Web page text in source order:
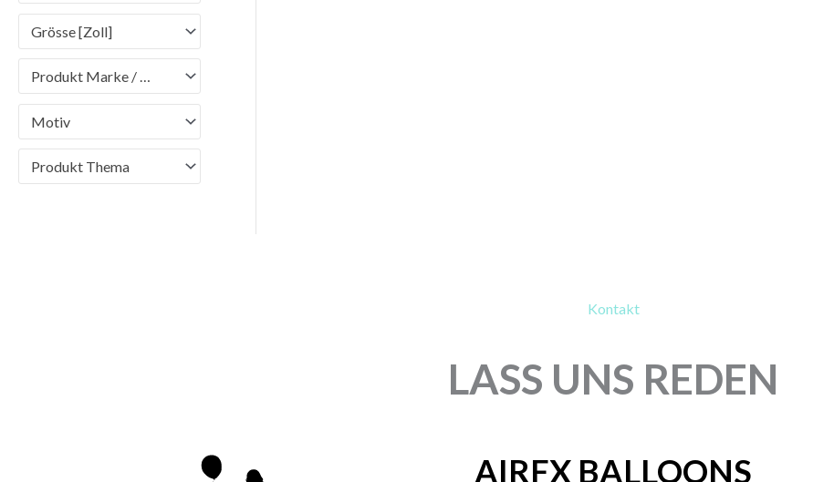
Grösse [Zoll]
Produkt Marke / Brand
Motiv
Produkt Thema
Kontakt
LASS UNS REDEN
AIRFX BALLOONS